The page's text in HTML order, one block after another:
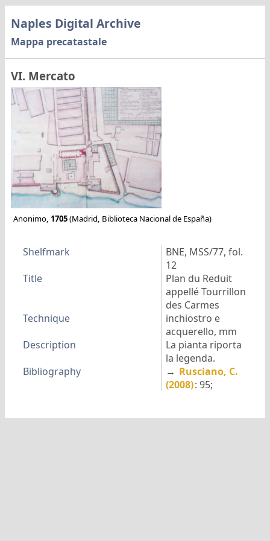
Naples Digital Archive
Mappa precatastale
VI. Mercato
Anonimo, 1705(Madrid, Biblioteca Nacional de España)
Shelfmark
BNE, MSS/77, fol.
12
Title
Plan du Reduit
appellé Tourrillon
des Carmes
Technique
inchiostro e
acquerello, mm
Description
La pianta riporta
la legenda.
Bibliography
→ Rusciano, C.
(2008): 95;